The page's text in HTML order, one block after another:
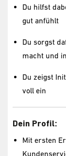
Du hilfst
gut anfühlt
Du sorgst
macht und
Du zeigst
voll ein
Dein Profil:
Mit ersten